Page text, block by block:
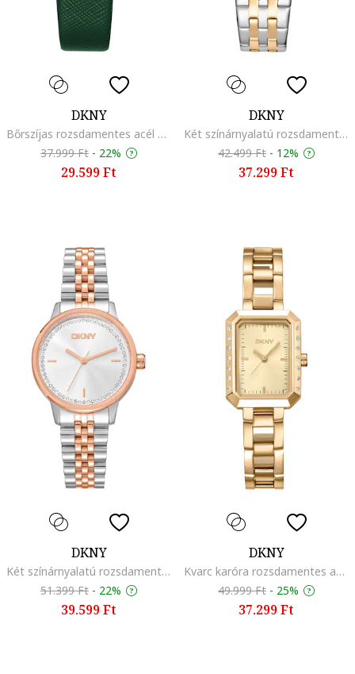
DKNY
Bőrszíjas rozsdamentes acél karóra, Zöld
37.999 Ft - 22%
29.599 Ft
DKNY
Két színárnyalatú rozsdamentes acél karóra kristályokkal díszítve, Ezüstszín/Aranyszín
42.499 Ft - 12%
37.299 Ft
DKNY
Két színárnyalatú rozsdamentes acél karóra, Ezüstszín/Rózsaarany
51.399 Ft - 22%
39.599 Ft
DKNY
Kvarc karóra rozsdamentes acélrészlettel, Aranyszín
49.999 Ft - 25%
37.299 Ft